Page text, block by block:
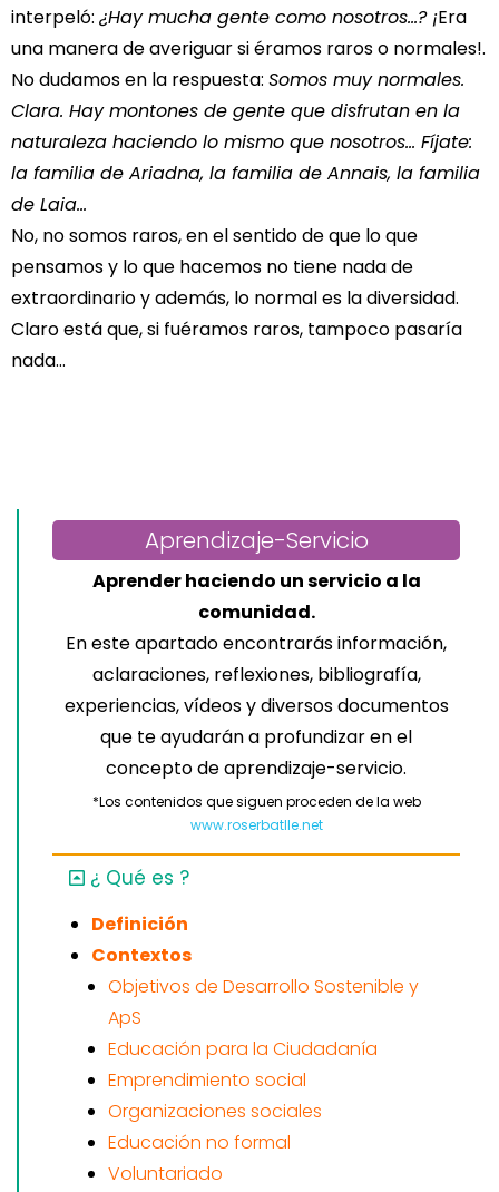
interpeló: ¿Hay mucha gente como nosotros…? ¡Era
una manera de averiguar si éramos raros o normales!.
No dudamos en la respuesta: Somos muy normales.
Clara. Hay montones de gente que disfrutan en la
naturaleza haciendo lo mismo que nosotros… Fíjate:
la familia de Ariadna, la familia de Annais, la familia
de Laia…
No, no somos raros, en el sentido de que lo que
pensamos y lo que hacemos no tiene nada de
extraordinario y además, lo normal es la diversidad.
Claro está que, si fuéramos raros, tampoco pasaría
nada…
Aprendizaje-Servicio
Aprender haciendo un servicio a la
comunidad.
En este apartado encontrarás información,
aclaraciones, reflexiones, bibliografía,
experiencias, vídeos y diversos documentos
que te ayudarán a profundizar en el
concepto de aprendizaje-servicio.
*Los contenidos que siguen proceden de la web
www.roserbatlle.net
¿ Qué es ?
Definición
Contextos
Objetivos de Desarrollo Sostenible y
ApS
Educación para la Ciudadanía
Emprendimiento social
Organizaciones sociales
Educación no formal
Voluntariado